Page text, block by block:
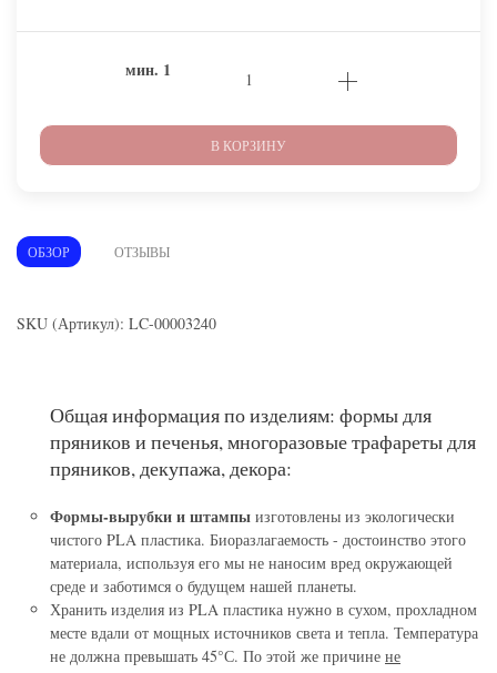
мин. 1
В КОРЗИНУ
ОБЗОР ОТЗЫВЫ
SKU (Артикул): LC-00003240
Общая информация по изделиям: формы для
пряников и печенья, многоразовые трафареты для
пряников, декупажа, декора:
Формы-вырубки и штампы изготовлены из экологически
чистого PLA пластика. Биоразлагаемость - достоинство этого
материала, используя его мы не наносим вред окружающей
среде и заботимся о будущем нашей планеты.
Хранить изделия из PLA пластика нужно в сухом, прохладном
месте вдали от мощных источников света и тепла. Температура
не должна превышать 45°С. По этой же причине не